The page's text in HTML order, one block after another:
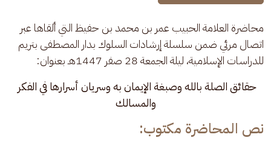
محاضرة العلامة الحبيب عمر بن محمد بن حفيظ التي ألقاها عبر
اتصال مرئي ضمن سلسلة إرشادات السلوك بدار المصطفى بتريم
للدراسات الإسلامية، ليلة الجمعة 28 صفر 1447هـ بعنوان:
حقائق الصلة بالله وصبغة الإيمان به وسريان أسرارها في الفكر
والمسالك
نص المحاضرة مكتوب: